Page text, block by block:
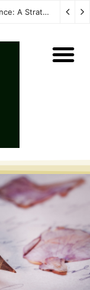
Soft Skills in the Age of Artificial Intelligence: A Strategic Imperative for Global Protocol and Diplomacy